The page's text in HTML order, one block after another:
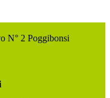
N° 2 Poggibonsi